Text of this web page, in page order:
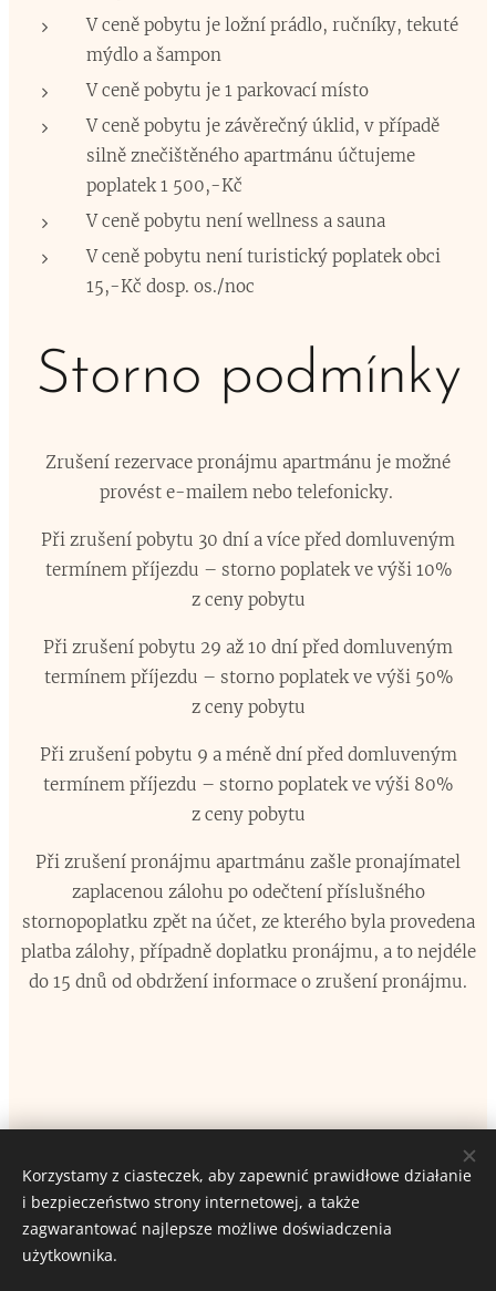
V ceně pobytu je ložní prádlo, ručníky, tekuté
mýdlo a šampon
V ceně pobytu je 1 parkovací místo
V ceně pobytu je závěrečný úklid, v případě
silně znečištěného apartmánu účtujeme
poplatek 1 500,-Kč
V ceně pobytu není wellness a sauna
V ceně pobytu není turistický poplatek obci
15,-Kč dosp. os./noc
Storno podmínky
Zrušení rezervace pronájmu apartmánu je možné
provést e-mailem nebo telefonicky.
​Při zrušení pobytu 30 dní a více před domluveným
termínem příjezdu – storno poplatek ve výši 10%
z ceny pobytu
Při zrušení pobytu 29 až 10 dní před domluveným
termínem příjezdu – storno poplatek ve výši 50%
z ceny pobytu
Při zrušení pobytu 9 a méně dní před domluveným
termínem příjezdu – storno poplatek ve výši 80%
z ceny pobytu
Při zrušení pronájmu apartmánu zašle pronajímatel
zaplacenou zálohu po odečtení příslušného
stornopoplatku zpět na účet, ze kterého byla provedena
platba zálohy, případně doplatku pronájmu, a to nejdéle
do 15 dnů od obdržení informace o zrušení pronájmu.
APARTMÁN MLÝN
Ciasteczka
Korzystamy z ciasteczek, aby zapewnić prawidłowe działanie
i bezpieczeństwo strony internetowej, a także
zagwarantować najlepsze możliwe doświadczenia
użytkownika.